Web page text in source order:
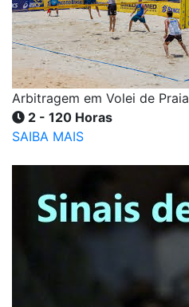
Arbitragem em Volei de Praia
2 - 120 Horas
SAIBA MAIS